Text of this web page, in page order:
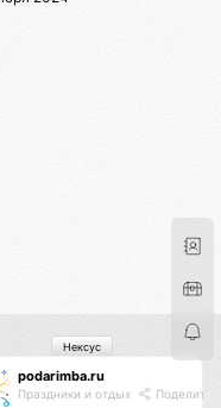
podarimba.ru
Праздники и отдых
Нексус